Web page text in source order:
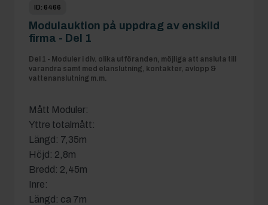
ID: 6466
Modulauktion på uppdrag av enskild
firma - Del 1
Del 1 - Moduler i div. olika utföranden, möjliga att ansluta till
varandra samt med elanslutning, kontakter, avlopp &
vattenanslutning m.m.
Mått Moduler:
Yttre totalmått:
Längd: 7,35m
Höjd: 2,8m
Bredd: 2,45m
Inre:
Längd: ca 7m